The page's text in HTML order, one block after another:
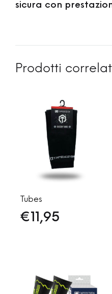
sicura con
Prodotti
Tubes
€ 11,95